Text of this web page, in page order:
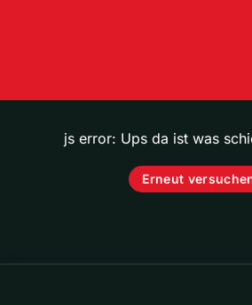
js error: Ups da ist was
Erneut